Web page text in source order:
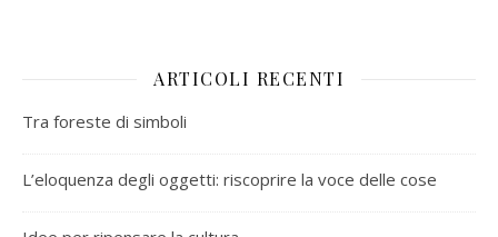
ARTICOLI RECENTI
Tra foreste di simboli
L’eloquenza degli oggetti: riscoprire la voce delle cose